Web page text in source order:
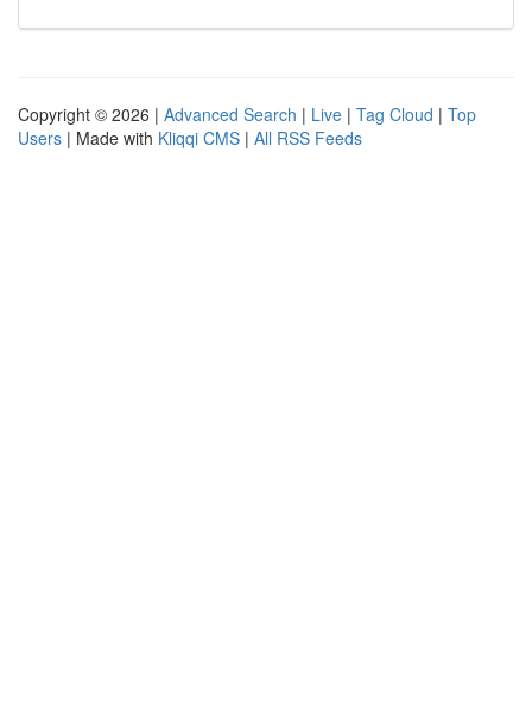
Copyright © 2026 | Advanced Search | Live | Tag Cloud | Top
Users | Made with Kliqqi CMS | All RSS Feeds